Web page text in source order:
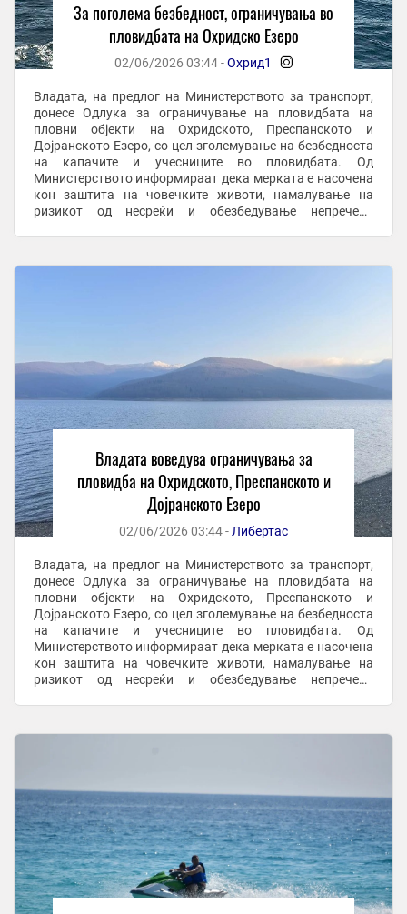
За поголема безбедност, ограничувања во
пловидбата на Охридско Езеро
02/06/2026 03:44 -Охрид1 -
Владата, на предлог на Министерството за транспорт,
донесе Одлука за ограничување на пловидбата на
пловни објекти на Охридското, Преспанското и
Дојранското Езеро, со цел зголемување на безбедноста
на капачите и учесниците во пловидбата. Од
Министерството информираат дека мерката е насочена
кон заштита на човечките животи, намалување на
ризикот од несреќи и обезбедување непречено
Владата воведува ограничувања за
пловидба на Охридското, Преспанското и
Дојранското Езеро
02/06/2026 03:44 -Либертас
Владата, на предлог на Министерството за транспорт,
донесе Одлука за ограничување на пловидбата на
пловни објекти на Охридското, Преспанското и
Дојранското Езеро, со цел зголемување на безбедноста
на капачите и учесниците во пловидбата. Од
Министерството информираат дека мерката е насочена
кон заштита на човечките животи, намалување на
ризикот од несреќи и обезбедување непречено